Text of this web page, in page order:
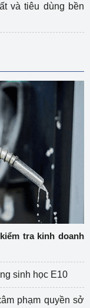
và tiêu dùng bền
tra kinh doanh
sinh học E10
phạm quyền sở